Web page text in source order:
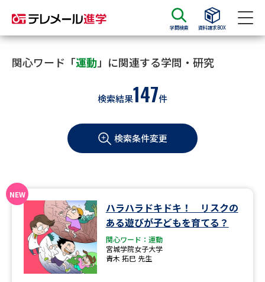
学問検索 資料請求BOX
資料請求 資料検索
大学・短大の資料種類から請求
学部・学科パンフ
過去問題集
大学・短大以外の資料から請求
専門学校の資料請求 大学院の資料請求
関心ワード「運動」に関連する学問・研究
検索結果147件
検索条件変更
ハラハラドキドキ！ リスクの
ある遊びが子どもを育てる？
関心ワード：運動
宮城学院女子大学
青木 拓巳 先生